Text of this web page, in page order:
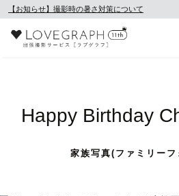
【お知らせ】撮影時の暑さ対策について
Happy Birthday
家族写真(ファミリー